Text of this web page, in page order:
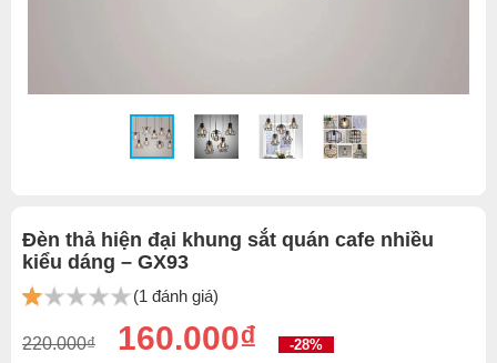
Đèn thả hiện đại khung sắt quán cafe nhiều
kiểu dáng – GX93
(1 đánh giá)
220.000₫ 160.000₫ -28%